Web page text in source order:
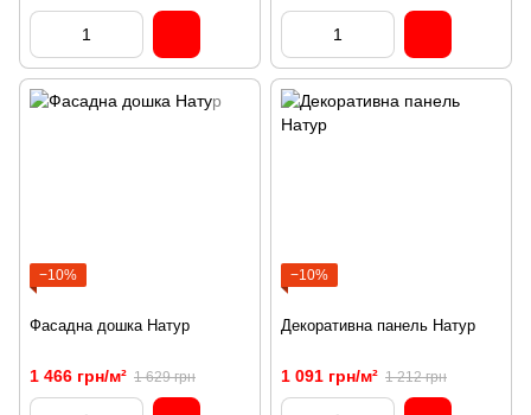
−10%
Фасадна дошка Натур
1 466 грн/м² 1 629 грн
−10%
Декоративна панель Натур
1 091 грн/м² 1 212 грн